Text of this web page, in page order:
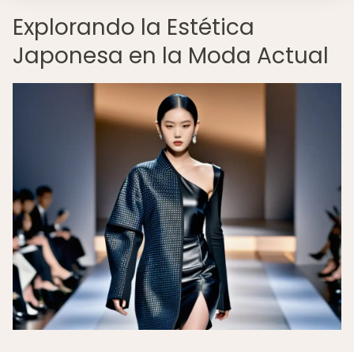
Explorando la Estética
Japonesa en la Moda Actual